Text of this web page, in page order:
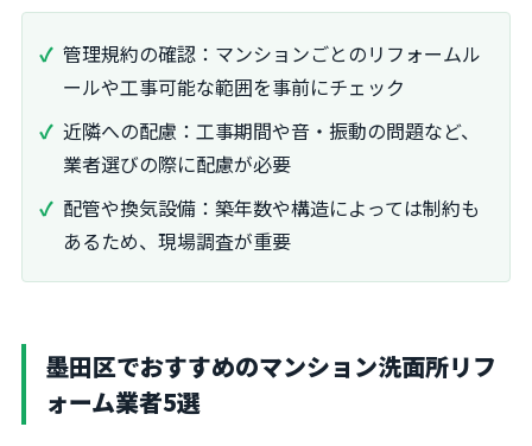
管理規約の確認：マンションごとのリフォームル
ールや工事可能な範囲を事前にチェック
近隣への配慮：工事期間や音・振動の問題など、
業者選びの際に配慮が必要
配管や換気設備：築年数や構造によっては制約も
あるため、現場調査が重要
墨田区でおすすめのマンション洗面所リフ
ォーム業者5選